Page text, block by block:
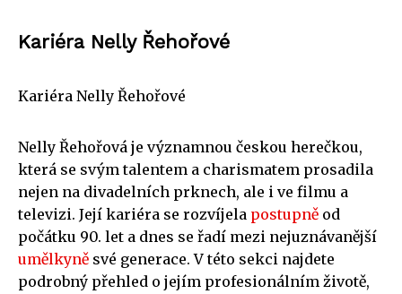
Kariéra Nelly Řehořové
Kariéra Nelly Řehořové
Nelly Řehořová je významnou českou herečkou,
která se svým talentem a charismatem prosadila
nejen na divadelních prknech, ale i ve filmu a
televizi. Její kariéra se rozvíjela postupně od
počátku 90. let a dnes se řadí mezi nejuznávanější
umělkyně své generace. V této sekci najdete
podrobný přehled o jejím profesionálním životě,